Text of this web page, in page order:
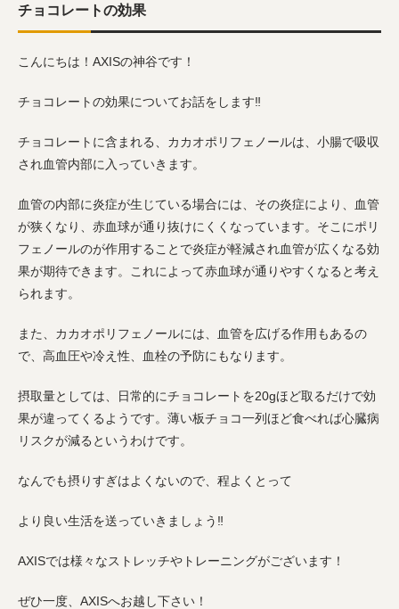
チョコレートの効果
こんにちは！ AXISの神谷です！
チョコレートの効果についてお話をします‼︎
チョコレートに含まれる、カカオポリフェノールは、小腸で吸収
され血管内部に入っていきます。
血管の内部に炎症が生じている場合には、その炎症により、血管
が狭くなり、赤血球が通り抜けにくくなっています。そこにポリ
フェノールのが作用することで炎症が軽減され血管が広くなる効
果が期待できます。これによって赤血球が通りやすくなると考え
られます。
また、カカオポリフェノールには、血管を広げる作用もあるの
で、高血圧や冷え性、血栓の予防にもなります。
摂取量としては、日常的にチョコレートを20gほど取るだけで効
果が違ってくるようです。薄い板チョコ一列ほど食べれば心臓病
リスクが減るというわけです。
なんでも摂りすぎはよくないので、程よくとって
より良い生活を送っていきましょう ‼︎
AXISでは様々なストレッチやトレーニングがございます！
ぜひ一度、 AXISへお越し下さい！